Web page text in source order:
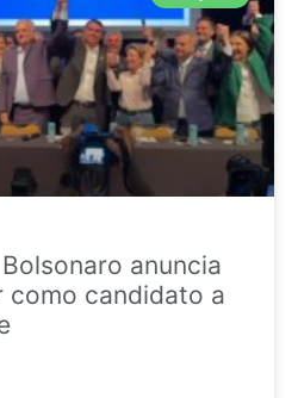
anuncia
como candidato a